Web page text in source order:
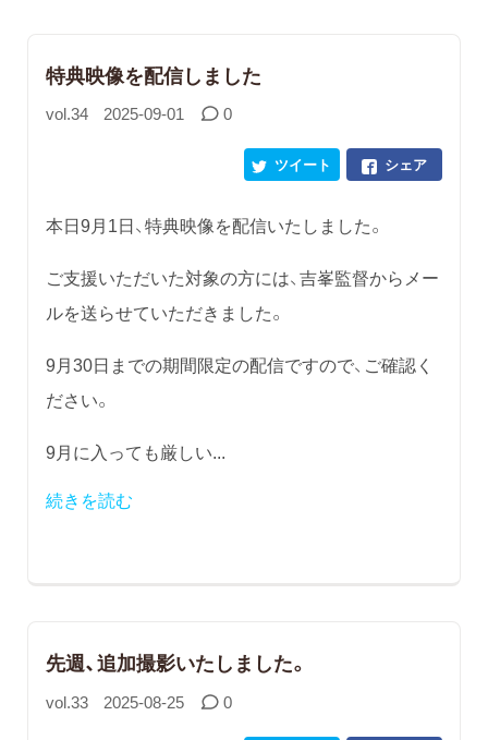
特典映像を配信しました
vol.34 2025-09-01 0
シェア
ツイート
本日9月1日、特典映像を配信いたしました。
ご支援いただいた対象の方には、吉峯監督からメー
ルを送らせていただきました。
9月30日までの期間限定の配信ですので、ご確認く
ださい。
9月に入っても厳しい...
続きを読む
先週、追加撮影いたしました。
vol.33 2025-08-25 0